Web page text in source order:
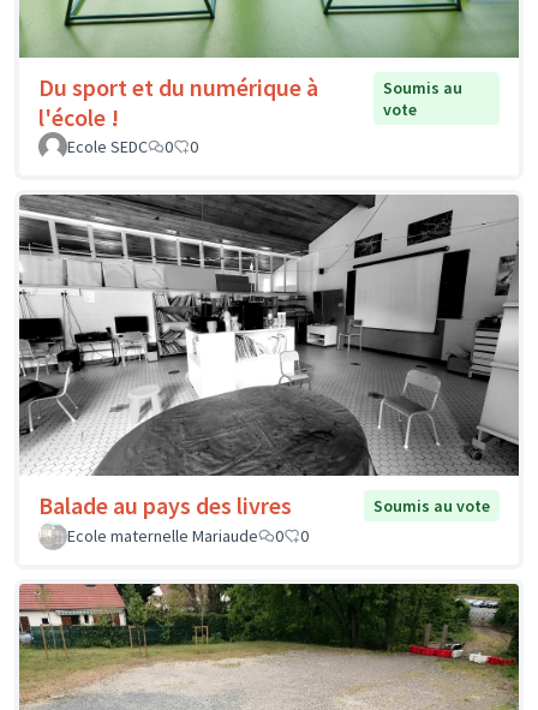
Du sport et du numérique à
l'école !
Soumis au
vote
Ecole SEDC
0 0
Balade au pays des livres
Soumis au vote
Ecole maternelle Mariaude
0 0